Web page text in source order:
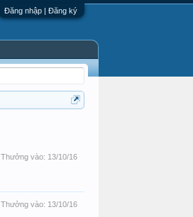
Đăng nhập | Đăng ký
Thưởng vào: 13/10/16
Thưởng vào: 13/10/16